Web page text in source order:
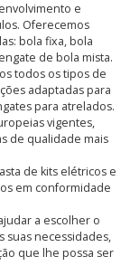
e
Oferecemos
bola fixa, bola
de bola mista.
todos os tipos de
adaptadas para
para atrelados.
vigentes,
de qualidade mais
de kits elétricos e
em conformidade
a escolher o
suas necessidades,
que lhe possa ser